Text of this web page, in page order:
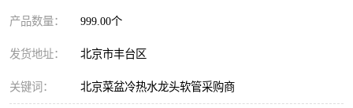
产品数量： 999.00个
发货地址： 北京市丰台区
关键词： 北京菜盆冷热水龙头软管采购商